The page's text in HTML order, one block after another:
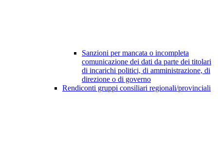
Sanzioni per mancata o incompleta
comunicazione dei dati da parte dei titolari
di incarichi politici, di amministrazione, di
direzione o di governo
Rendiconti gruppi consiliari regionali/provinciali